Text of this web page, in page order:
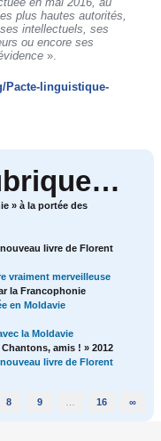
plus hautes autorités,
intellectuels, ses
ou encore ses
».
Pacte-linguistique-
» à la portée des
livre de Florent
vraiment merveilleuse
la Francophonie
en Moldavie
la Moldavie
amis ! » 2012
livre de Florent
8 9 16 ∞